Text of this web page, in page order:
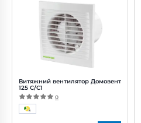
Витяжний вентилятор Домовент
125 С/С1
0